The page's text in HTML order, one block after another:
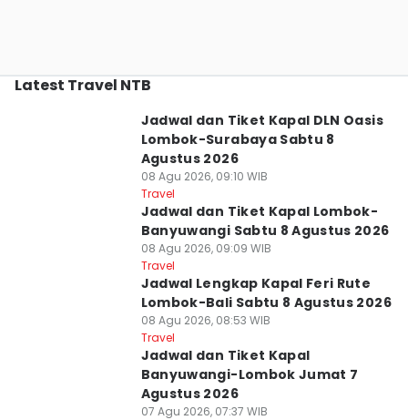
Latest Travel NTB
Jadwal dan Tiket Kapal DLN Oasis
Lombok-Surabaya Sabtu 8
Agustus 2026
08 Agu 2026, 09:10 WIB
Travel
Jadwal dan Tiket Kapal Lombok-
Banyuwangi Sabtu 8 Agustus 2026
08 Agu 2026, 09:09 WIB
Travel
Jadwal Lengkap Kapal Feri Rute
Lombok-Bali Sabtu 8 Agustus 2026
08 Agu 2026, 08:53 WIB
Travel
Jadwal dan Tiket Kapal
Banyuwangi-Lombok Jumat 7
Agustus 2026
07 Agu 2026, 07:37 WIB